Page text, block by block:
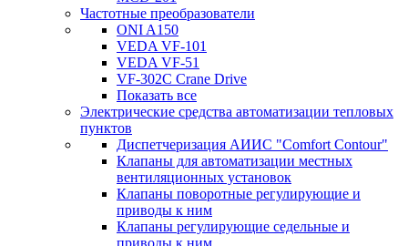
Частотные преобразователи
ONI A150
VEDA VF-101
VEDA VF-51
VF-302C Crane Drive
Показать все
Электрические средства автоматизации тепловых
пунктов
Диспетчеризация АИИС "Comfort Contour"
Клапаны для автоматизации местных
вентиляционных установок
Клапаны поворотные регулирующие и
приводы к ним
Клапаны регулирующие седельные и
приводы к ним